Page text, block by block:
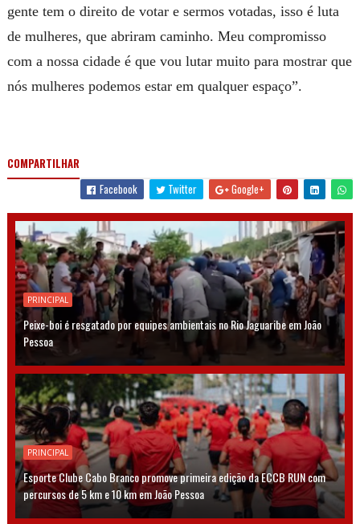
gente tem o direito de votar e sermos votadas, isso é luta
de mulheres, que abriram caminho. Meu compromisso
com a nossa cidade é que vou lutar muito para mostrar que
nós mulheres podemos estar em qualquer espaço”.
COMPARTILHAR
Facebook
Twitter Google+
PRINCIPAL
Peixe-boi é resgatado por equipes ambientais no Rio Jaguaribe em João
Pessoa
PRINCIPAL
Esporte Clube Cabo Branco promove primeira edição da ECCB RUN com
percursos de 5 km e 10 km em João Pessoa